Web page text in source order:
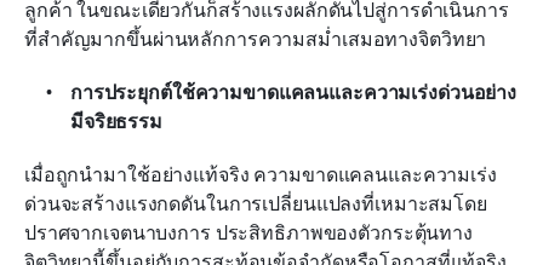
ลูกค้า ในขณะเดียวกันก็สร้างแรงผลักดันไปสู่การดำเนินการ
ที่สำคัญมากขึ้นผ่านหลักการความสม่ำเสมอทางจิตวิทยา
การประยุกต์ใช้ความขาดแคลนและความเร่งด่วนอย่าง
มีจริยธรรม
เมื่อถูกนำมาใช้อย่างแท้จริง ความขาดแคลนและความเร่ง
ด่วนจะสร้างแรงกดดันในการเปลี่ยนแปลงที่เหมาะสมโดย
ปราศจากเจตนาบงการ ประสิทธิภาพของตัวกระตุ้นทาง